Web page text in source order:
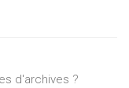
d'archives ?